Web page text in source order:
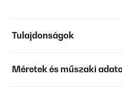
Tulajdonságok
Méretek és műszaki